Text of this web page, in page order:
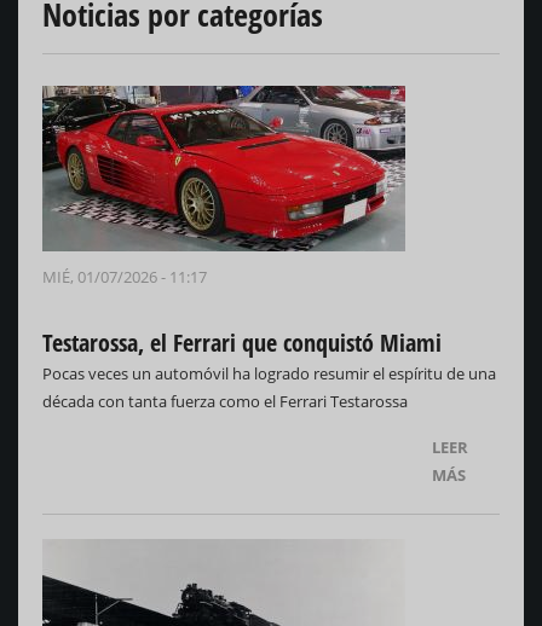
Noticias por categorías
MIÉ, 01/07/2026 - 11:17
Testarossa, el Ferrari que conquistó Miami
Pocas veces un automóvil ha logrado resumir el espíritu de una
década con tanta fuerza como el Ferrari Testarossa
LEER
MÁS